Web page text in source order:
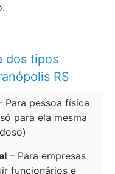
dos tipos
RS
Para pessoa física
para ela mesma
– Para empresas
funcionários e